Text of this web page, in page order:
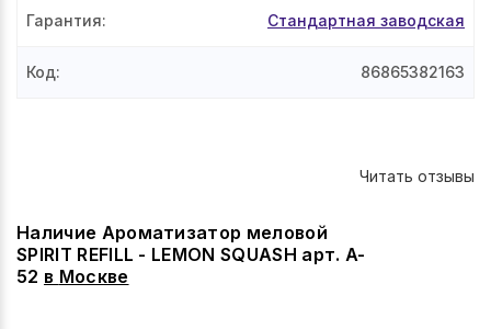
Наличие Ароматизатор меловой
SPIRIT REFILL - LEMON SQUASH арт. A-
52 в Москве
Гарантия: Стандартная заводская
Код: 86865382163
Читать отзывы